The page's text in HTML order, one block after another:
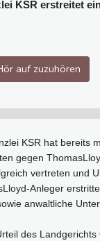
KSR erstreitet
auf zuzuhören
KSR hat bereits
gegen
vertreten und
Anleger
anwaltliche
des Landgerichts